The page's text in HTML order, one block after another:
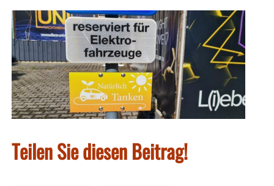
Teilen Sie diesen Beitrag!